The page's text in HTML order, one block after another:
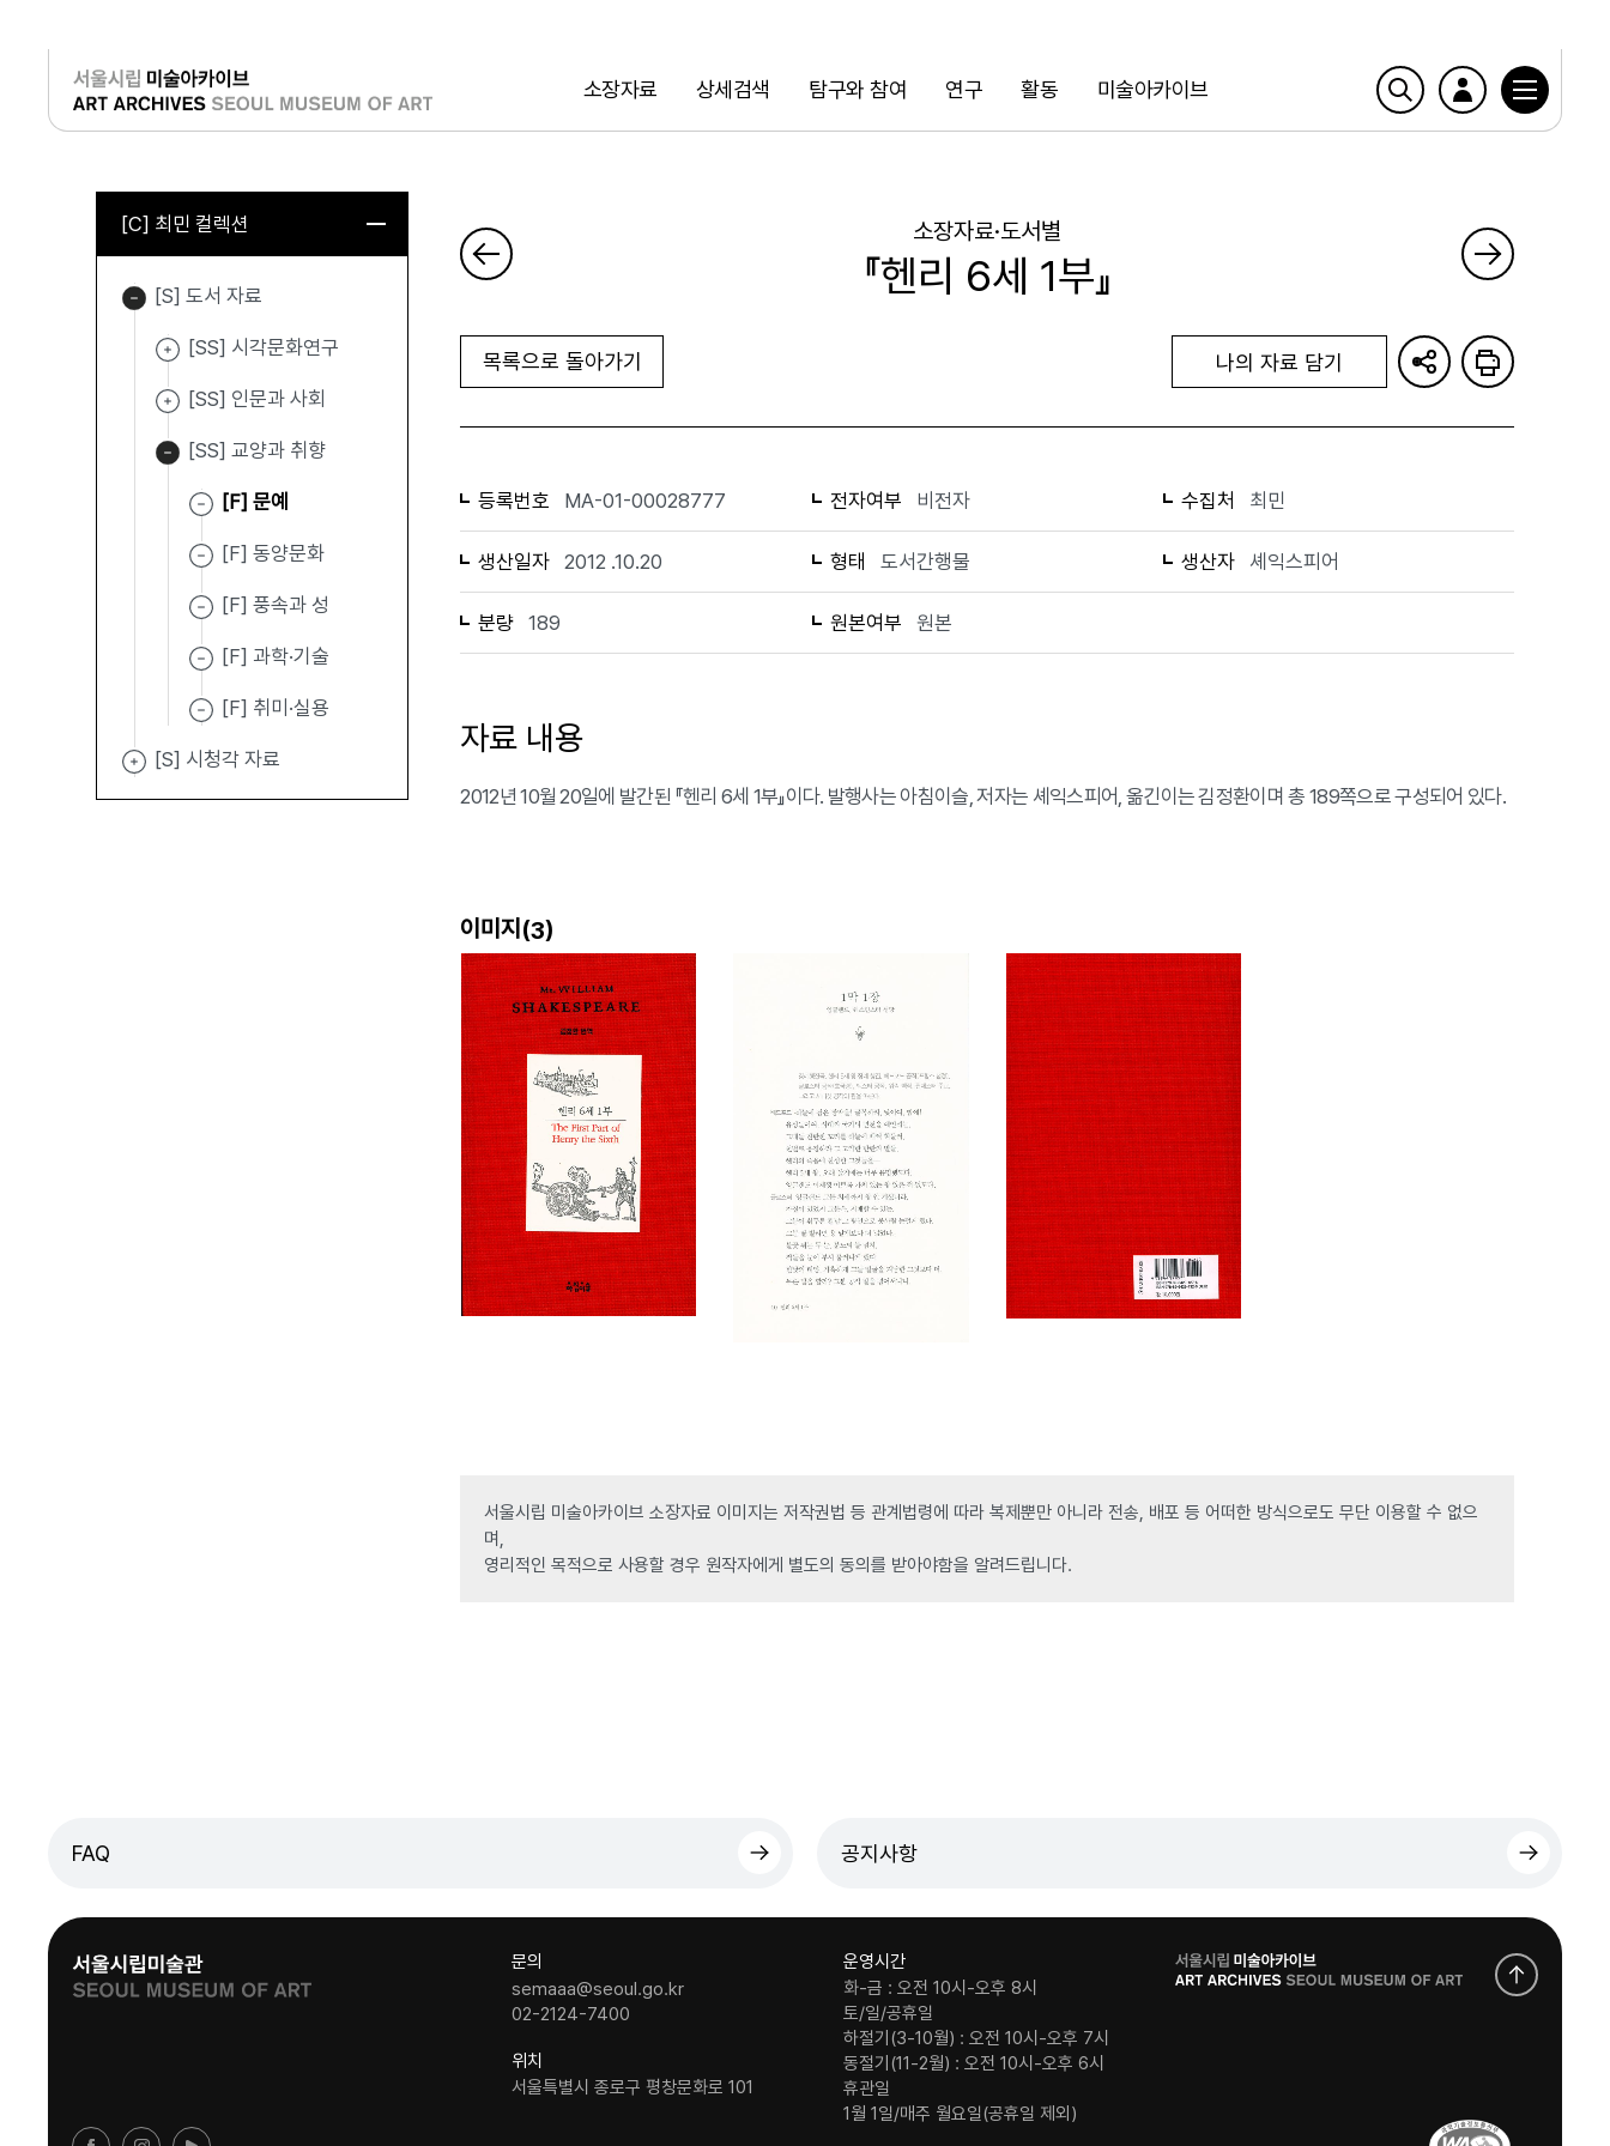
소장자료 상세검색 탐구와 참여 연구 활동 미술아카이브
검색
로그인
[C] 최민 컬렉션
[S] 도서 자료
[SS] 시각문화연구
[SS] 인문과 사회
[SS] 교양과 취향
[F] 문예
[F] 동양문화
[F] 풍속과 성
[F] 과학·기술
[F] 취미·실용
[S] 시청각 자료
소장자료·도서별
『헨리 6세 1부』
목록으로 돌아가기 나의 자료 담기
등록번호 MA-01-00028777 전자여부 비전자 수집처 최민
생산일자 2012 .10.20 형태 도서간행물 생산자 셰익스피어
분량 189 원본여부 원본
자료 내용
2012년 10월 20일에 발간된 『헨리 6세 1부』이다. 발행사는 아침이슬, 저자는 셰익스피어, 옮긴이는 김정환이며 총 189쪽으로 구성되어 있다.
이미지(3)
서울시립 미술아카이브 소장자료 이미지는 저작권법 등 관계법령에 따라 복제뿐만 아니라 전송, 배포 등 어떠한 방식으로도 무단 이용할 수 없으
며,
영리적인 목적으로 사용할 경우 원작자에게 별도의 동의를 받아야함을 알려드립니다.
FAQ 공지사항
문의
semaaa@seoul.go.kr
02-2124-7400
위치
서울특별시 종로구 평창문화로 101
운영시간
화-금 : 오전 10시-오후 8시
토/일/공휴일
하절기(3-10월) : 오전 10시-오후 7시
동절기(11-2월) : 오전 10시-오후 6시
휴관일
1월 1일/매주 월요일(공휴일 제외)
로
고